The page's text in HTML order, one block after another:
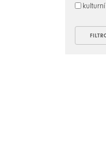
kulturní